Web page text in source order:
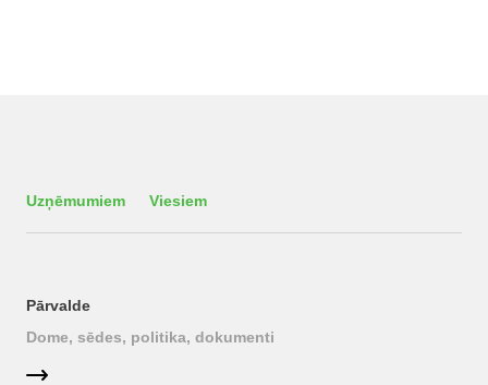
Uzņēmumiem Viesiem
Pārvalde
Dome, sēdes, politika, dokumenti